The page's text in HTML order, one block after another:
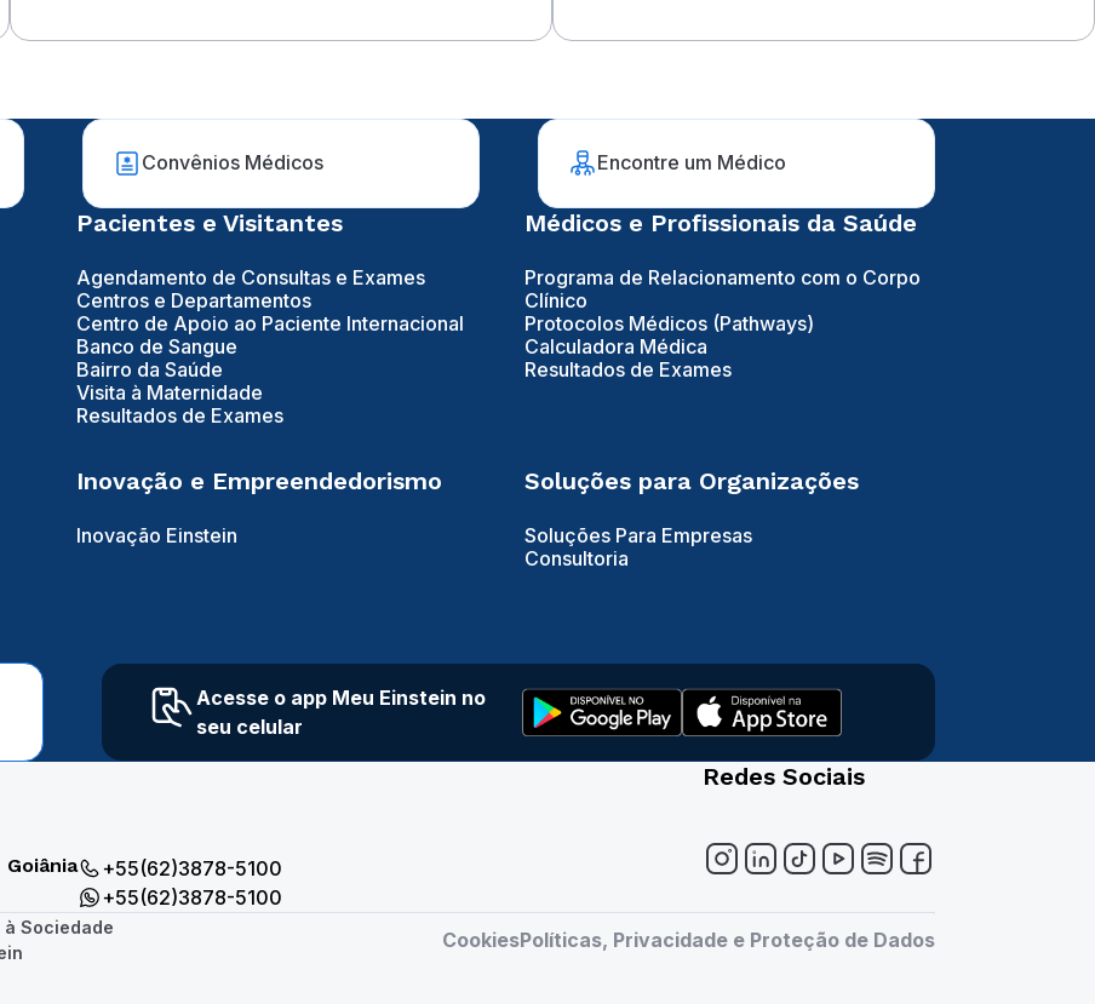
Convênios Médicos Encontre um Médico
Pacientes e Visitantes
Agendamento de Consultas e Exames
Centros e Departamentos
Centro de Apoio ao Paciente Internacional
Banco de Sangue
Bairro da Saúde
Visita à Maternidade
Resultados de Exames
Médicos e Profissionais da Saúde
Programa de Relacionamento com o Corpo
Clínico
Protocolos Médicos (Pathways)
Calculadora Médica
Resultados de Exames
Inovação e Empreendedorismo
Inovação Einstein
Soluções para Organizações
Soluções Para Empresas
Consultoria
Acesse o app Meu Einstein no
seu celular
Goiânia
+55(62)3878-5100
+55(62)3878-5100
Redes Sociais
Sociedade
CookiesPolíticas, Privacidade e Proteção de Dados